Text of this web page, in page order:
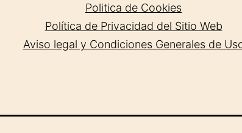
Politica de Cookies
Política de Privacidad del Sitio Web
Aviso legal y Condiciones Generales de